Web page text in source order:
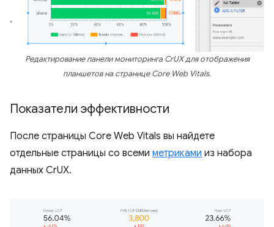
Редактирование панели мониторинга CrUX для отображения
планшетов на странице Core Web Vitals.
Показатели эффективности
После страницы Core Web Vitals вы найдете
отдельные страницы со всеми метриками из набора
данных CrUX.